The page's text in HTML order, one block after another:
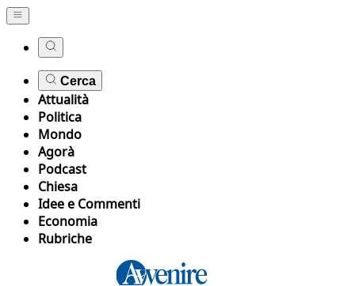
Cerca
Attualità
Politica
Mondo
Agorà
Podcast
Chiesa
Idee e Commenti
Economia
Rubriche